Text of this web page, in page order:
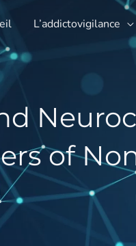
L’addictovigilance
of